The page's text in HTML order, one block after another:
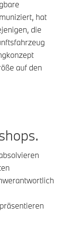
hat
die
auf den